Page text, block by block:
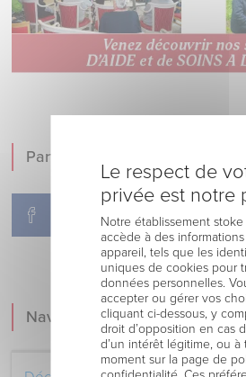
Partager !
Navigation
Le respect de
privée est notre
Notre établissement
accède à des
appareil, tels que les
uniques de cookies pour
données personnelles.
accepter ou gérer vos
cliquant ci-dessous, y
droit d’opposition en cas
d’un intérêt légitime, ou à
moment sur la page de